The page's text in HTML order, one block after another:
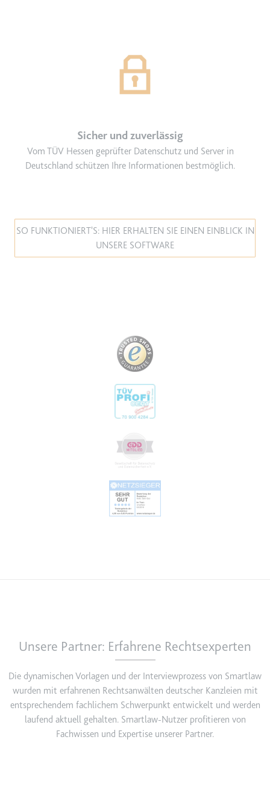
Sicher und zuverlässig
Vom TÜV Hessen geprüfter Datenschutz und Server in
Deutschland schützen Ihre Informationen bestmöglich.
SO FUNKTIONIERT'S: HIER ERHALTEN SIE EINEN EINBLICK IN
UNSERE SOFTWARE
Image
Image
Image
Image
Unsere Partner: Erfahrene Rechtsexperten
Die dynamischen Vorlagen und der Interviewprozess von Smartlaw
wurden mit erfahrenen Rechtsanwälten deutscher Kanzleien mit
entsprechendem fachlichem Schwerpunkt entwickelt und werden
laufend aktuell gehalten. Smartlaw-Nutzer profitieren von
Fachwissen und Expertise unserer Partner.